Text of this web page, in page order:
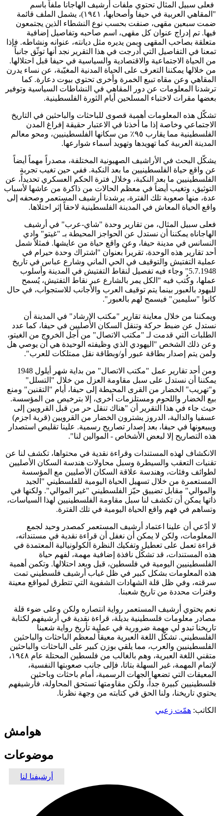
فعلى سبيل المثال تحتوي ملفات أرشيف الهاجانا ملفاً باسم
"المقاهي العربية في حيفا وأصحابها، ١٩٤١)، يشمل الملف قائمة
ضمت سبعين مقهى، صنفت بحسب نوع النشطاء الذين يجتمعون
فيها. تم إدراج عنوان كل مقهى، اسم صاحبه وتفاصيل إضافية
متعلقة بصاحب المقهى وبمن يديره مثل ديانته، عنوانه ونشاطه. فإذا
تمعنا في التفاصيل التي أدرجت في هذا التقرير نجد أنها توثّق جانباً
من الحياة الاجتماعية والاقتصادية والسياسية في حيفا قبل احتلالها.
من خلالها يمكننا التعرف على الحياة المدنية المغيّبة، عن نساء يدرن
المقاهي وعن مقاه تبيع الخمرة وأخرى تحتوي بيوت دعارة. كما
ترشدنا المعلومات عن دور المقاهي في النشاطات السياسية وتوفير
بعضها مقرات لاختباء المسلحين أيام الثورة الفلسطينية.
تشكّل هذه المعلومات أهمية قصوى للباحثات والباحثين في التاريخ
الاجتماعي وخاصة إذا ما أخذنا في الاعتبار حقيقة إفراغ المدن
الفلسطينية مما يقارب ٩٥٪ من سكانها الفلسطينيين، ومحو معالم
المدينة العربية كما تهويدها وتهويد أسماء شوارعها.
يشكّل البحث في الأراشيف الصهيونية المختلفة، مصدراً مهماً أيضاً
عن واقع حياة الفلسطينيين ما بعد النكبة. ففي حين تغيب تجربة
الفلسطينيين ما بعد النكبة، وخلال فترة الحكم العسكري تحديداً، عن
التوثيق، وتغيب أيضاً في معظم الحالات من ذاكرة من عاشها لأسباب
عدة، منها صعوبة تلك الفترة، يرشدنا أرشيف المستعمر وصحفه إلى
واقع الحياة المعاش في المدينة الفلسطينية لاحقاً إثر احتلاها.
فعلى سبيل المثال، من تقارير وحدة "شاي-عرب" في أرشيف
الهاجاناه يمكننا أن نستدل عن الحواجز المحيطة بـ "غيتو" وادي
النسانس في مدينة حيفا، وعن واقع حياة من عايشها. فمثلاً شمل
أحد تقارير هذه الوحدة، تقريراً بعنوان "اشتراك وحدة حيرام في
عملية التفتيش والتوقيف في الحي الماني وشارع عباس في تاريخ
5.7.1948" وجاء فيه تفصيل لنقاط التفتيش في المدينة وأسلوب
عملها، وكُتب فيه "الكل يمر بالشارع عبر نقاط التفتيش، يُسمح
لليهود بالعبور بينما يتم توقيف العرب والأجانب للاستجواب، في حال
كانوا "سليمين" فيسمح لهم بالعبور".
ويمكننا من خلال معاينة تقارير "مكتب الإرشاد" في المدينة أن
نستدل عن ضبط حركة وتنقل السكان الأصليين في حيفا، كما عدد
الطلبات التي قدمت لـ "مكتب الاتصال" من أجل الخروج من الغيتو،
وعن ذلك الشخص "اليهودي الذي وظيفته الوحيدة هي أن يوصي هل
ولمن يتم إصدار بطاقة عبور أو/وبطاقة نقل ممتلكات للعرب".
ومن أحد تقارير عمل "مكتب الاتصال" من بداية شهر أيلول 1948
يمكننا أن نستدل على سبل مقاومة العزل من خلال "التسلل"
و"تهريب" الخضار من القرى المحيطة إلى حيفا، أيام "التقنين" ومنع
بيع الخضار واللحوم ومستلزمات أخرى، إلا بترخيص من المؤسسة.
حيث جاء في هذا التقرير أن "هناك تنقل حر من قبل القرويين إلى
عسفيا والدالية، الدروز يشترون الخضار من القرويين (قرية اجزم)
ويبيعونها في حيفا، بعد إصدار تصاريح رسمية. علينا تقليص استصدار
هذه التصاريح إلا لبعض الأشخاص - الموالين لنا".
الانكشاف لهذه المستندات وقراءة نقدية في محتواها، تكشف لنا عن
تقنيات التعقب والسيطرة وسبل محاولات هندسة السكان الأصليين
لطوائف وفئات، وهندسة علاقة السكان الأصليين مع المؤسسة
المستعمرة من خلال تسهيل الحياة اليومية للفلسطيني "الجيد
والموالي" مقابل تضييق حيّز الفلسطيني "غير الموالي". ولكنها في
ذاتها يمكن أن تكشف لنا سبل مقاومة الفلسطينيين لهذا السياسات،
وتساهم في فهم واقع الحياة اليومية في تلك الفترة.
لا أدّعي أن علينا اعتماد أرشيف المستعمر كمصدر وحيد لجمع
المعلومات، ولكن لا يمكن أن نغفل أن قراءة نقدية في مستنداته،
قراءة تعمل على تعطيل وتفكيك النظرة الكولونيالية المعتمدة في
هذه المستندات، قد تشكّل نافذة إضافية مهمة، لفهم حياة
الفلسطينيين اليومية في فلسطين، قبل وبعد احتلالها. وتكمن أهمية
هذه المعلومات بشكل كبير في ظل غياب أرشيف فلسطيني تمت
سرقته، وفي ظل قلة الشهادات الشفوية التي تتطرق لمواقع معينة
وفترات محددة من تاريخ شعبنا.
نعم يحتوي أرشيف المستعمر رواية انتصاره ولكن وعلى ضوء قلة
مصادر معلومات فلسطينية بديلة، قراءة نقدية في أرشيفهم لكتابة
تاريخنا تبدو لي مهمة ضرورية في عملية تأريخ رواية شعبنا
الفلسطيني. تشكّل اللغة العبرية معيقاً لمعظم الباحثات والباحثين
الفلسطينيين والعرب، مما يلقي بوزن كبير على الباحثات والباحثين
متقني اللغة العبرية، وهم بالغالب من فلسطين المحتلة عام ١٩٤٨،
لإتمام المهمة، غير السهلة بتاتا، فإلى جانب صعوبتها النفسية،
المعيقات التي تضعها الجهات الرسمية، أمام باحثات وباحثين
فلسطينيين كبيرة جداً، ولكن مقاومتها تستحق المحاولة، فأرشيفهم
يحتوي تاريخنا، ولنا الحق في كتابته من وجهة نظرنا.
الكاتب: همّت زعبي
هوامش
موضوعات
أرشيفنا لنا